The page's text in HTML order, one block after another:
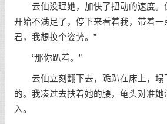
云仙没理她，加快了扭动的速度。
开始不满足了，停下来看着我，带着一
君，我想换个姿势。”
“那你趴着。”
云仙立刻翻下去，跪趴在床上，塌
的。我凑过去扶着她的腰，龟头对准
入。